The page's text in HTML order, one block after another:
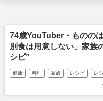
74歳YouTuber・ものの
別食は用意しない」家族
シピ”
健康 料理 家族 レシピ レ